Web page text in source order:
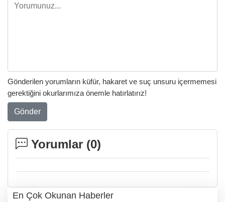
Gönderilen yorumların küfür, hakaret ve suç unsuru içermemesi
gerektiğini okurlarımıza önemle hatırlatırız!
Gönder
Yorumlar (0)
En Çok Okunan Haberler